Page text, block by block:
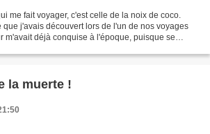
me fait voyager, c'est celle de la noix de coco.
que j'avais découvert lors de l'un de nos voyages
m'avait déjà conquise à l'époque, puisque se
la muerte !